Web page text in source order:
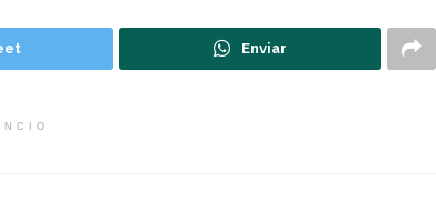
Enviar